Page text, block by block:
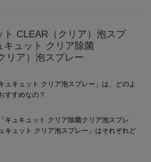
ト CLEAR（クリア）泡スプ
キュット クリア除菌
リア）泡スプレー
ュキュット クリア泡スプレー」は、どのよ
すすめなの？
キュキュット クリア除菌クリア泡スプレ
キュット クリア泡スプレー」はそれぞれど